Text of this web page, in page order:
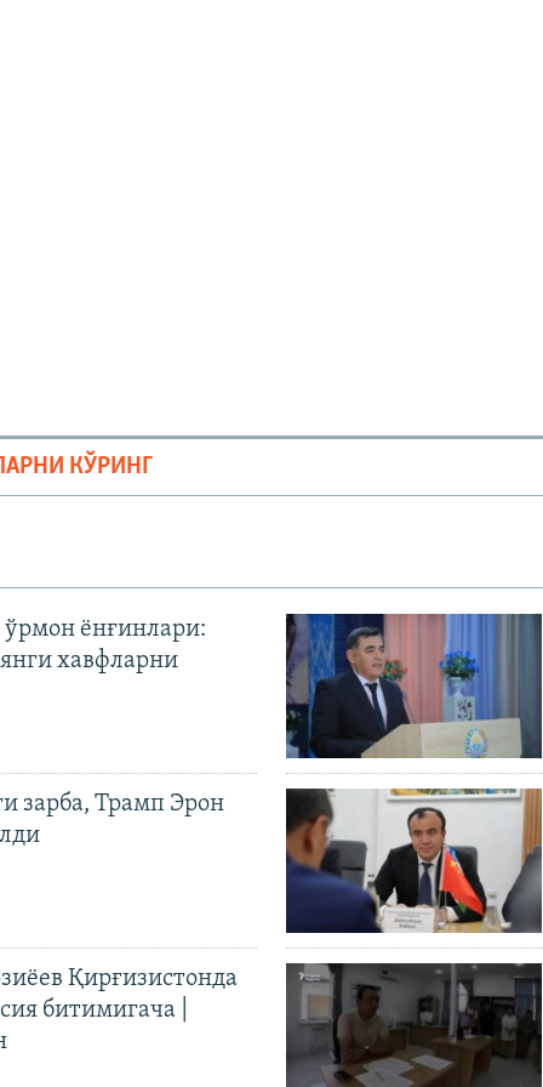
КЎРИНГ
ёнғинлари:
хавфларни
зарба, Трамп Эрон
Қирғизистонда
битимигача |